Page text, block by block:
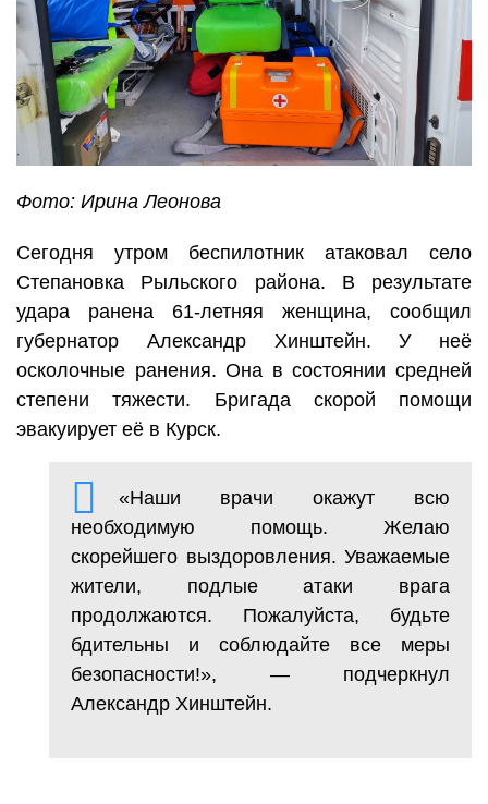
Фото: Ирина Леонова
Сегодня утром беспилотник атаковал село
Степановка Рыльского района. В результате
удара ранена 61-летняя женщина, сообщил
губернатор Александр Хинштейн. У неё
осколочные ранения. Она в состоянии средней
степени тяжести. Бригада скорой помощи
эвакуирует её в Курск.
«Наши врачи окажут всю
необходимую помощь. Желаю
скорейшего выздоровления. Уважаемые
жители, подлые атаки врага
продолжаются. Пожалуйста, будьте
бдительны и соблюдайте все меры
безопасности!», — подчеркнул
Александр Хинштейн.